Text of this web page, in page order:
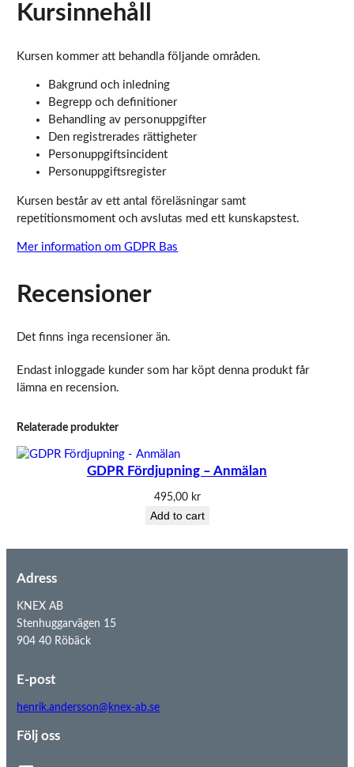
Kursinnehåll
Kursen kommer att behandla följande områden.
Bakgrund och inledning
Begrepp och definitioner
Behandling av personuppgifter
Den registrerades rättigheter
Personuppgiftsincident
Personuppgiftsregister
Kursen består av ett antal föreläsningar samt
repetitionsmoment och avslutas med ett kunskapstest.
Mer information om GDPR Bas
Recensioner
Det finns inga recensioner än.
Endast inloggade kunder som har köpt denna produkt får
lämna en recension.
Relaterade produkter
GDPR Fördjupning – Anmälan
495,00 kr
Add to cart
Adress
KNEX AB
Stenhuggarvägen 15
904 40 Röbäck
E-post
henrik.andersson@knex-ab.se
Följ oss
de här
kakorna
funktionalitet
hemsidan.
Marknadsföring
Genom att dela
med dig av dina
beteende när du
surfar ökar du
personligt